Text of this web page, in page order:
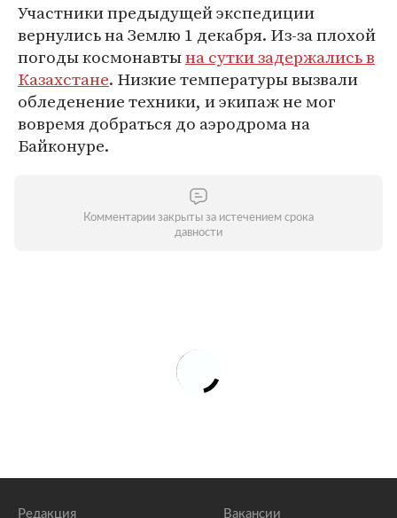
Участники предыдущей экспедиции
вернулись на Землю 1 декабря. Из-за плохой
погоды космонавтына сутки задержались в
Казахстане. Низкие температуры вызвали
обледенение техники, и экипаж не мог
вовремя добраться до аэродрома на
Байконуре.
Комментарии закрыты за истечением срока
давности
Редакция Вакансии